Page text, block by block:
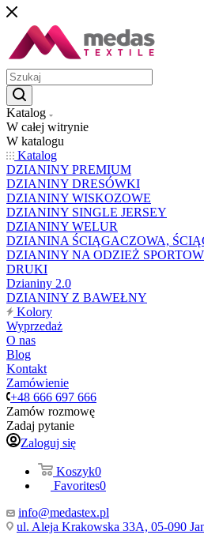
Katalog
W całej witrynie
W katalogu
Katalog
DZIANINY PREMIUM
DZIANINY DRESÓWKI
DZIANINY WISKOZOWE
DZIANINY SINGLE JERSEY
DZIANINY WELUR
DZIANINA ŚCIĄGACZOWA,
DZIANINY NA ODZIEŻ
DRUKI
Dzianiny 2.0
DZIANINY Z BAWEŁNY
Kolory
Wyprzedaż
O nas
Blog
Kontakt
Zamówienie
+48 666 697 666
Zamów rozmowę
Zadaj pytanie
Zaloguj się
Koszyk0
Favorites0
info@medastex.pl
ul. Aleja Krakowska 33A, 05-090